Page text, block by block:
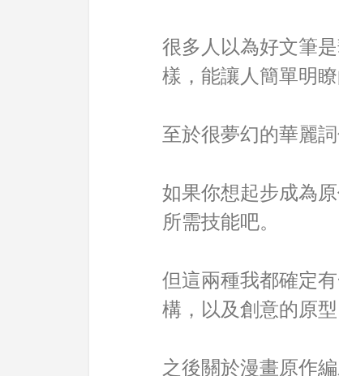
很多人以為好文筆
樣，能讓人簡單明
至於很夢幻的華麗
如果你想起步成為
所需技能吧。
但這兩種我都確定
構，以及創意的原
之後關於漫畫原作